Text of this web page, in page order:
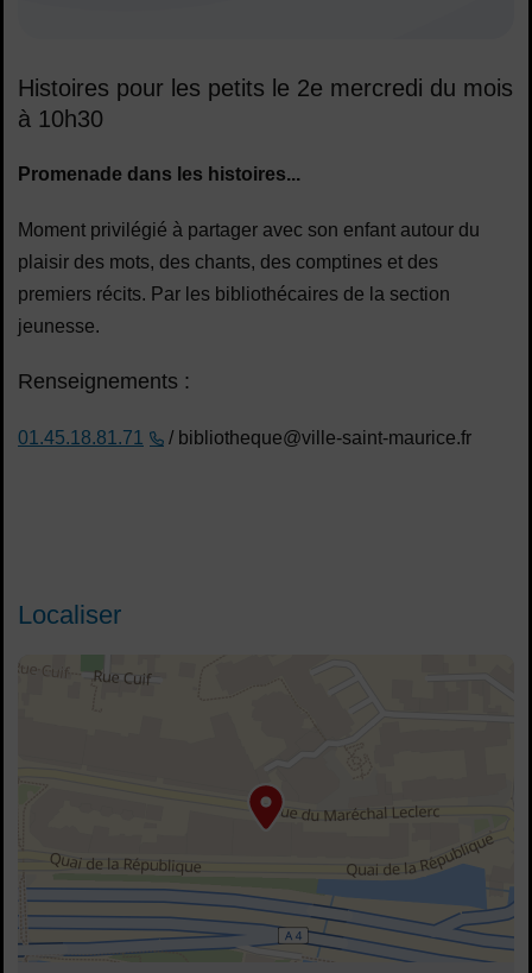
Histoires pour les petits le 2e mercredi du mois
à 10h30
Promenade dans les histoires...
Moment privilégié à partager avec son enfant autour du
plaisir des mots, des chants, des comptines et des
premiers récits. Par les bibliothécaires de la section
jeunesse.
Renseignements :
01.45.18.81.71 / bibliotheque@ville-saint-maurice.fr
Localiser
48.81813,2.422099
Voir plan